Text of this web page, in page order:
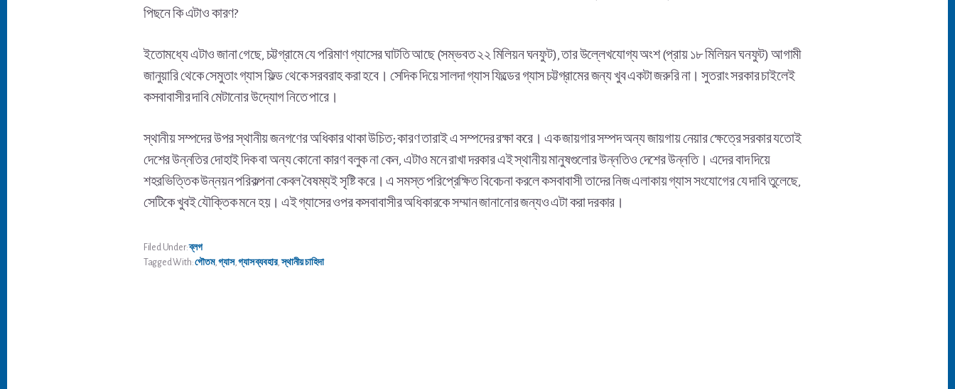
পিছনে কি এটাও কারণ?
ইতোমধ্যে এটাও জানা গেছে, চট্টগ্রামে যে পরিমাণ গ্যাসের ঘাটতি আছে (সম্ভবত ২২ মিলিয়ন ঘনফুট), তার উল্লেখযোগ্য অংশ (প্রায় ১৮ মিলিয়ন ঘনফুট) আগামী
জানুয়ারি থেকে সেমুতাং গ্যাস ফিল্ড থেকে সরবরাহ করা হবে। সেদিক দিয়ে সালদা গ্যাস ফিল্ডের গ্যাস চট্টগ্রামের জন্য খুব একটা জরুরি না। সুতরাং সরকার চাইলেই
কসবাবাসীর দাবি মেটানোর উদ্যোগ নিতে পারে।
স্থানীয় সম্পদের উপর স্থানীয় জনগণের অধিকার থাকা উচিত; কারণ তারাই এ সম্পদের রক্ষা করে। এক জায়গার সম্পদ অন্য জায়গায় নেয়ার ক্ষেত্রে সরকার যতোই
দেশের উন্নতির দোহাই দিক বা অন্য কোনো কারণ বলুক না কেন, এটাও মনে রাখা দরকার এই স্থানীয় মানুষগুলোর উন্নতিও দেশের উন্নতি। এদের বাদ দিয়ে
শহরভিত্তিক উন্নয়ন পরিকল্পনা কেবল বৈষম্যই সৃষ্টি করে। এ সমস্ত পরিপ্রেক্ষিত বিবেচনা করলে কসবাবাসী তাদের নিজ এলাকায় গ্যাস সংযোগের যে দাবি তুলেছে,
সেটিকে খুবই যৌক্তিক মনে হয়। এই গ্যাসের ওপর কসবাবাসীর অধিকারকে সম্মান জানানোর জন্যও এটা করা দরকার।
Filed Under:ব্লগ
Tagged With:গৌতম,গ্যাস,গ্যাস ব্যবহার,স্থানীয় চাহিদা